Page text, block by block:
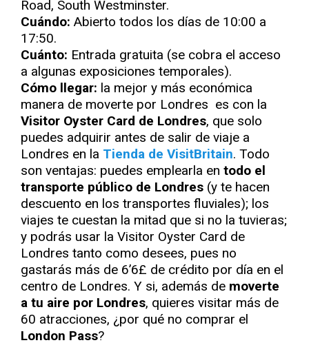
Road, South Westminster.
Cuándo: Abierto todos los días de 10:00 a
17:50.
Cuánto: Entrada gratuita (se cobra el acceso
a algunas exposiciones temporales).
Cómo llegar: la mejor y más económica
manera de moverte por Londres es con la
Visitor Oyster Card de Londres, que solo
puedes adquirir antes de salir de viaje a
Londres en la Tienda de VisitBritain. Todo
son ventajas: puedes emplearla en todo el
transporte público de Londres (y te hacen
descuento en los transportes fluviales); los
viajes te cuestan la mitad que si no la tuvieras;
y podrás usar la Visitor Oyster Card de
Londres tanto como desees, pues no
gastarás más de 6’6£ de crédito por día en el
centro de Londres. Y si, además de moverte
a tu aire por Londres, quieres visitar más de
60 atracciones, ¿por qué no comprar el
London Pass?